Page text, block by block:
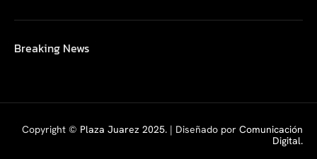
Breaking News
Copyright © Plaza Juarez 2025. | Diseñado por Comunicación
Digital.